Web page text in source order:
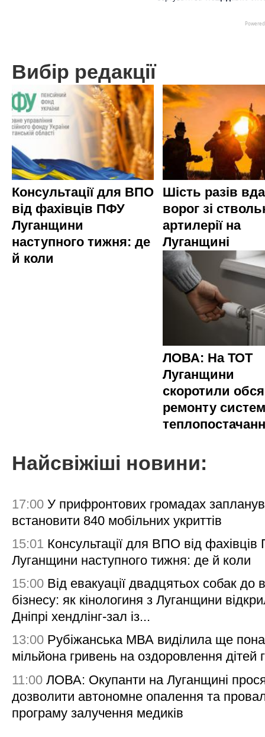
Вибір редакції
Консультації для ВПО
від фахівців ПФУ
Луганщини
наступного тижня: де
й коли
Шість разів
ворог зі
артилерії на
Луганщині
ЛОВА: На ТОТ
Луганщини
скоротили
ремонту
Найсвіжіші новини:
17:00 У прифронтових громадах
встановити 840 мобільних укриттів
15:01 Консультації для ВПО від
Луганщини наступного тижня: де й коли
15:00 Від евакуації двадцятьох собак до
бізнесу: як кінологиня з Луганщини
Дніпрі хендлінг-зал із...
13:00 Рубіжанська МВА виділила ще
мільйона гривень на оздоровлення дітей
11:00 ЛОВА: Окупанти на Луганщині
дозволити автономне опалення та
програму залучення медиків